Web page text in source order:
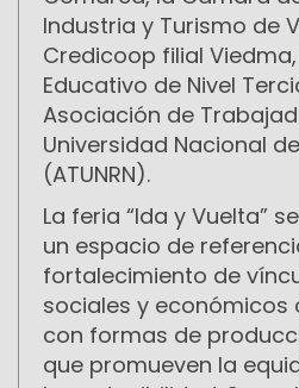
Industria y Turismo de
Credicoop filial
Educativo de Nivel
Asociación de
Universidad Nacional
(ATUNRN).
La feria “Ida y Vuelta”
un espacio de
fortalecimiento de
sociales y
con formas de
que promueven la